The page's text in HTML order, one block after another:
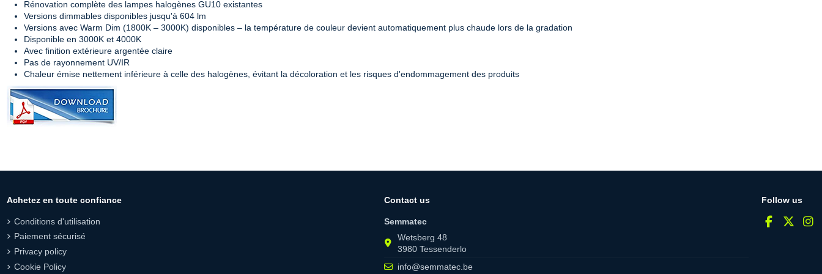
Rénovation complète des lampes halogènes GU10 existantes
Versions dimmables disponibles jusqu'à 604 lm
Versions avec Warm Dim (1800K – 3000K) disponibles – la température de couleur devient automatiquement plus chaude lors de la gradation
Disponible en 3000K et 4000K
Avec finition extérieure argentée claire
Pas de rayonnement UV/IR
Chaleur émise nettement inférieure à celle des halogènes, évitant la décoloration et les risques d'endommagement des produits
Achetez en toute confiance
Conditions d'utilisation
Paiement sécurisé
Privacy policy
Cookie Policy
Contact us
Semmatec
Wetsberg 48
3980 Tessenderlo
info@semmatec.be
Follow us